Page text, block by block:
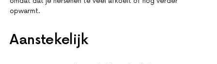
opwarmt.
Aanstekelijk